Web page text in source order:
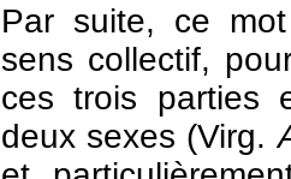
Par suite, ce
sens collectif,
ces trois parties
deux sexes (Virg.